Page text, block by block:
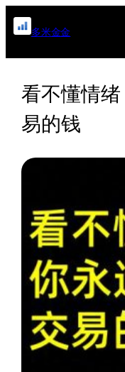
跳
至
多米金金
看不懂情
易的钱